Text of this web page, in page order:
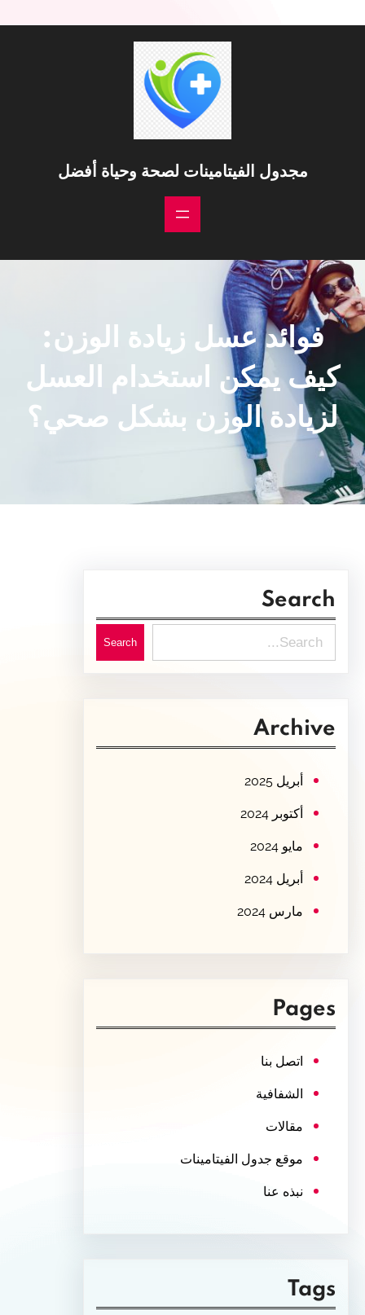
مجدول الفيتامينات لصحة وحياة أفضل
فوائد عسل زيادة الوزن:
كيف يمكن استخدام العسل
لزيادة الوزن بشكل صحي؟
Search
e
c
Search
Archive
أبريل 2025
أكتوبر 2024
مايو 2024
أبريل 2024
مارس 2024
Pages
اتصل بنا
الشفافية
مقالات
موقع جدول الفيتامينات
نبذه عنا
Tags